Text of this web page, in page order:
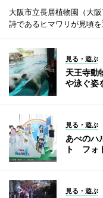
大阪市立長居植物園（大
詩であるヒマワリが見頃を
見る・遊ぶ
天王寺動
や泳ぐ姿
見る・遊ぶ
あべのハ
ト フォ
見る・遊ぶ